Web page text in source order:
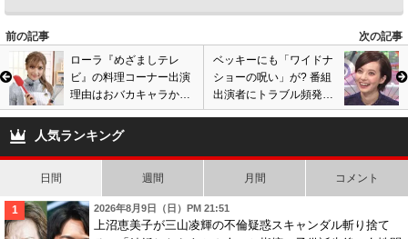
前の記事
次の記事
ローラ『めざましテレ
ビ』の料理コーナー出演
理由はおバカキャラから
の脱却? ハリウッド進出
で海外でも本格的に活動
ベッキーにも「ワイドナ
ショーの呪い」が? 番組
出演者にトラブル頻発で
心配の声…仕事復帰後に
人気ランキング
日間 週間 月間 コメント
2026年8月9日（日）PM 21:51
上沼恵美子が三山凌輝の不倫疑惑スキャンダル斬り捨て